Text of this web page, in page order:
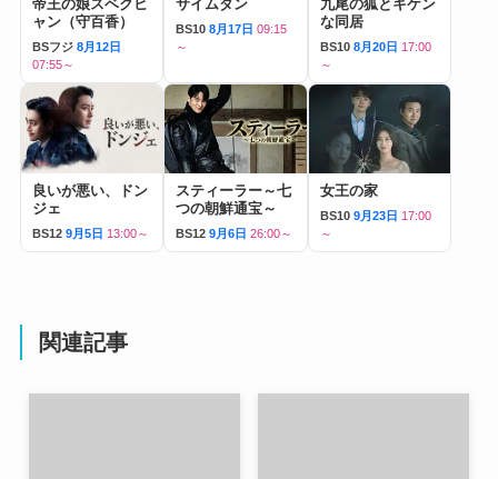
帝王の娘スベクヒ
ャン（守百香）
BSフジ 8月12日
07:55～
サイムダン
BS10 8月17日 09:15
～
九尾の狐とキケン
な同居
BS10 8月20日 17:00
～
良いが悪い、ドン
ジェ
BS12 9月5日 13:00～
スティーラー～七
つの朝鮮通宝～
BS12 9月6日 26:00～
女王の家
BS10 9月23日 17:00
～
関連記事